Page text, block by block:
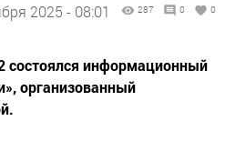
2025 - 08:01 287 0 0
состоялся информационный
организованный